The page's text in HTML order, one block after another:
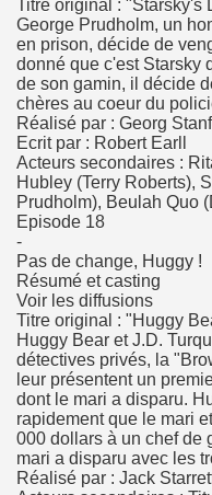
Titre original : "Starsky's
George Prudholm, un
en prison, décide de
donné que c'est Starsky
de son gamin, il décide
chères au coeur du
Réalisé par : Georg
Ecrit par : Robert Earll
Acteurs secondaires :
Hubley (Terry Roberts),
Prudholm), Beulah Quo
Episode 18
-
Pas de change, Huggy !
Résumé et casting
Voir les diffusions
Titre original : "Huggy
Huggy Bear et J.D.
détectives privés, la
leur présentent un
dont le mari a disparu.
rapidement que le mari
000 dollars à un chef de
mari a disparu avec les
Réalisé par : Jack